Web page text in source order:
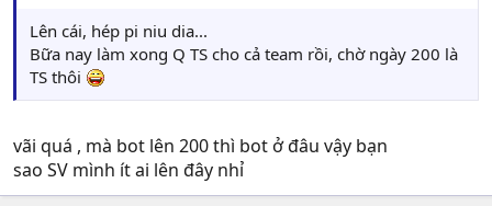
Lên cái, hép pi niu dia...
Bữa nay làm xong Q TS cho cả team rồi, chờ ngày 200 là
TS thôi
vãi quá , mà bot lên 200 thì bot ở đâu vậy bạn
sao SV mình ít ai lên đây nhỉ